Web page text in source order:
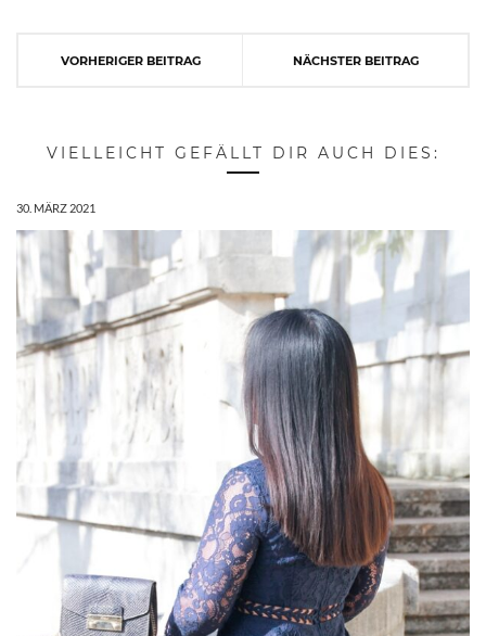
VORHERIGER BEITRAG NÄCHSTER BEITRAG
VIELLEICHT GEFÄLLT DIR AUCH DIES:
30. MÄRZ 2021